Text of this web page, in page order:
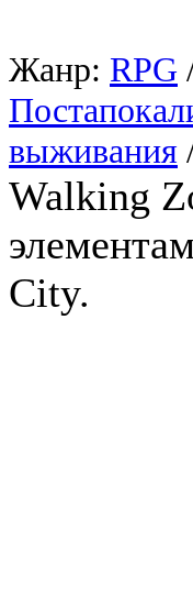
Жанр: RPG
выживания
Walking
City.